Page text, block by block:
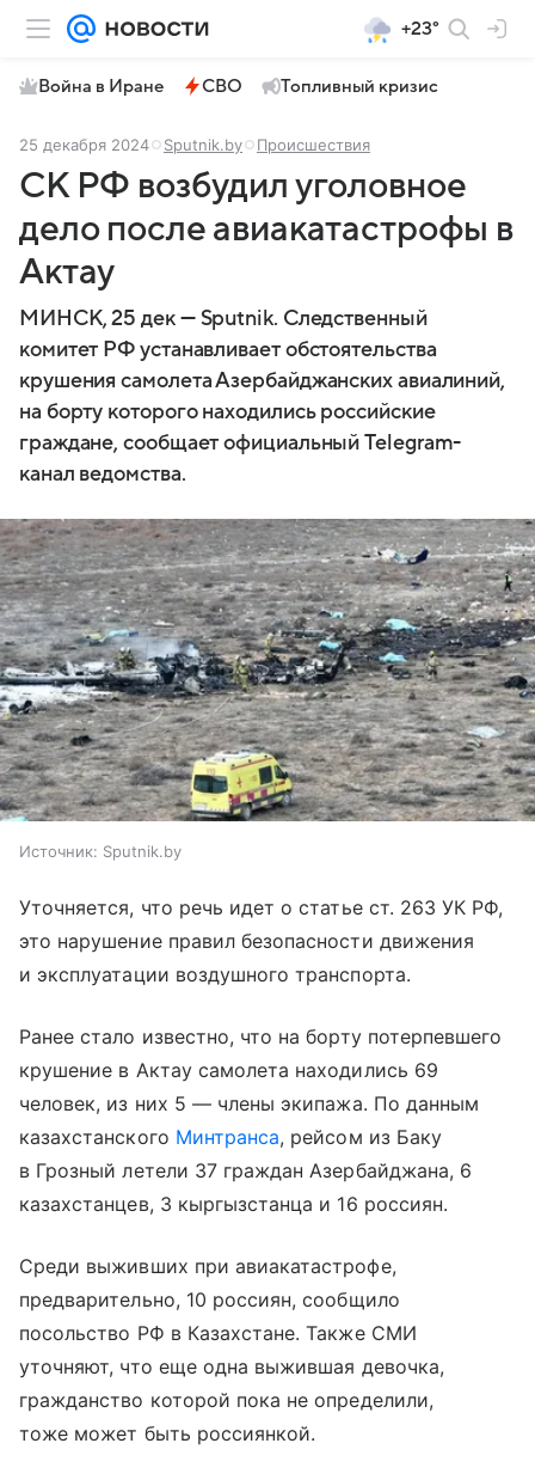
+23°
Война в Иране СВО Топливный кризис
25 декабря 2024 Sputnik.by Происшествия
СК РФ возбудил уголовное
дело после авиакатастрофы в
Актау
МИНСК, 25 дек — Sputnik. Следственный
комитет РФ устанавливает обстоятельства
крушения самолета Азербайджанских авиалиний,
на борту которого находились российские
граждане, сообщает официальный Telegram-
канал ведомства.
Источник: Sputnik.by
Уточняется, что речь идет о статье ст. 263 УК РФ,
это нарушение правил безопасности движения
и эксплуатации воздушного транспорта.
Ранее стало известно, что на борту потерпевшего
крушение в Актау самолета находились 69
человек, из них 5 — члены экипажа. По данным
казахстанского Минтранса, рейсом из Баку
в Грозный летели 37 граждан Азербайджана, 6
казахстанцев, 3 кыргызстанца и 16 россиян.
Среди выживших при авиакатастрофе,
предварительно, 10 россиян, сообщило
посольство РФ в Казахстане. Также СМИ
уточняют, что еще одна выжившая девочка,
гражданство которой пока не определили,
тоже может быть россиянкой.